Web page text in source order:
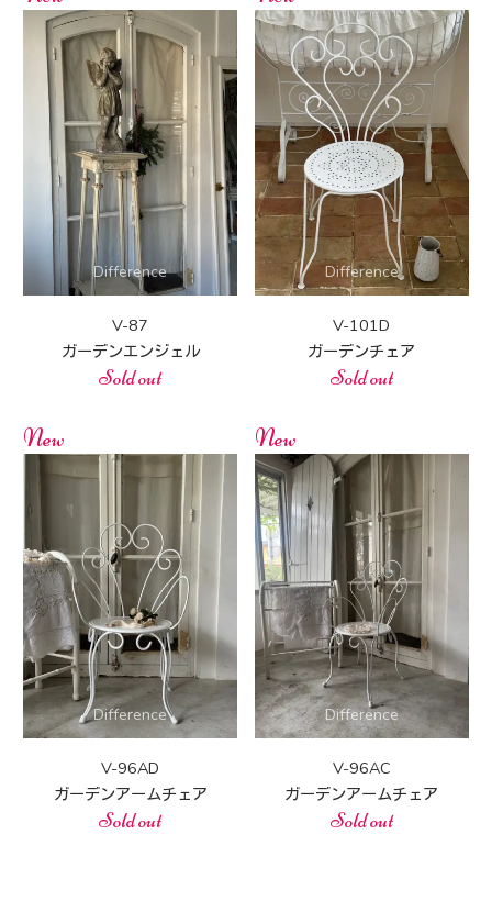
V-87
ガーデンエンジェル
Sold out
V-101D
ガーデンチェア
Sold out
New
V-96AD
ガーデンアームチェア
Sold out
New
V-96AC
ガーデンアームチェア
Sold out